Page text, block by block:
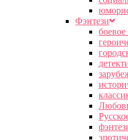
Фэнтези
боевое